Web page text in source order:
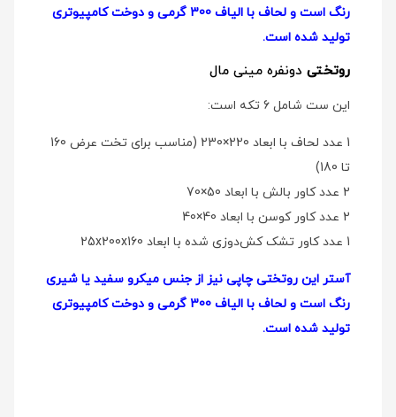
رنگ است و لحاف با الیاف 300 گرمی و دوخت کامپیوتری
تولید شده است.
روتختی دو‌نفره مینی مال
این ست شامل 6 تکه است:
1 عدد لحاف با ابعاد 220×230 (مناسب برای تخت عرض 160
تا 180)
2 عدد کاور بالش با ابعاد 50×70
2 عدد کاور کوسن با ابعاد 40×40
1 عدد کاور تشک کش‌دوزی شده با ابعاد 25x200x160
آستر این روتختی چاپی نیز از جنس میکرو سفید یا شیری
رنگ است و لحاف با الیاف 300 گرمی و دوخت کامپیوتری
تولید شده است.